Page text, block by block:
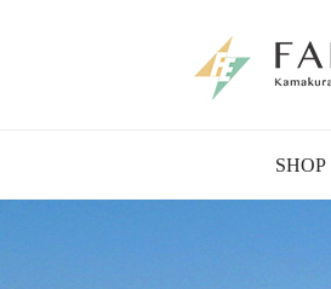
SHOP